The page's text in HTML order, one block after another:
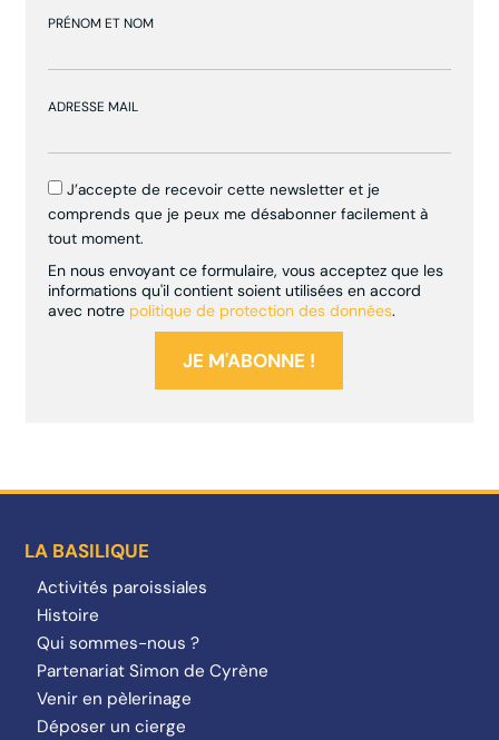
PRÉNOM ET NOM
ADRESSE MAIL
J’accepte de recevoir cette newsletter et je
comprends que je peux me désabonner facilement à
tout moment.
En nous envoyant ce formulaire, vous acceptez que les
informations qu'il contient soient utilisées en accord
avec notre politique de protection des données.
LA BASILIQUE
Activités paroissiales
Histoire
Qui sommes-nous ?
Partenariat Simon de Cyrène
Venir en pèlerinage
Déposer un cierge